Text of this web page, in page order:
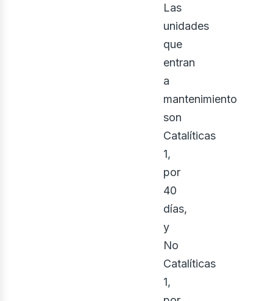
Las
unidades
que
entran
a
mantenimiento
son
Catalíticas
1,
por
40
días,
y
No
Catalíticas
1,